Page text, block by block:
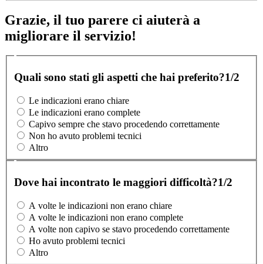
Grazie, il tuo parere ci aiuterà a
migliorare il servizio!
Quali sono stati gli aspetti che hai preferito?1/2
Le indicazioni erano chiare
Le indicazioni erano complete
Capivo sempre che stavo procedendo correttamente
Non ho avuto problemi tecnici
Altro
Dove hai incontrato le maggiori difficoltà?1/2
A volte le indicazioni non erano chiare
A volte le indicazioni non erano complete
A volte non capivo se stavo procedendo correttamente
Ho avuto problemi tecnici
Altro